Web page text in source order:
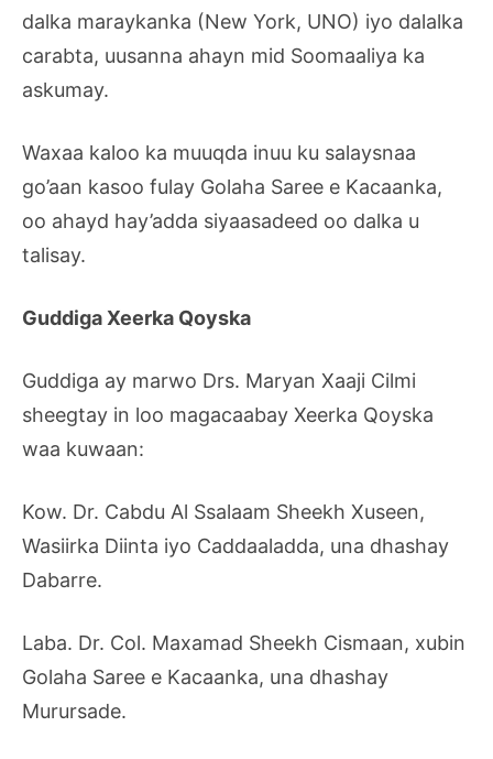
dalka maraykanka (New York, UNO) iyo dalalka
carabta, uusanna ahayn mid Soomaaliya ka
askumay.
Waxaa kaloo ka muuqda inuu ku salaysnaa
go’aan kasoo fulay Golaha Saree e Kacaanka,
oo ahayd hay’adda siyaasadeed oo dalka u
talisay.
Guddiga Xeerka Qoyska
Guddiga ay marwo Drs. Maryan Xaaji Cilmi
sheegtay in loo magacaabay Xeerka Qoyska
waa kuwaan:
Kow. Dr. Cabdu Al Ssalaam Sheekh Xuseen,
Wasiirka Diinta iyo Caddaaladda, una dhashay
Dabarre.
Laba. Dr. Col. Maxamad Sheekh Cismaan, xubin
Golaha Saree e Kacaanka, una dhashay
Murursade.